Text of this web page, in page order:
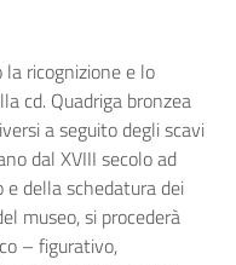
ricognizione e lo
cd. Quadriga bronzea
a seguito degli scavi
dal XVIII secolo ad
e della schedatura dei
museo, si procederà
– figurativo,